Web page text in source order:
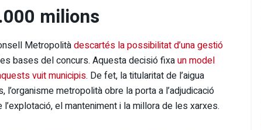
milions
Metropolitàdescartés la possibilitat d’una gestió
bases del concurs. Aquesta decisió fixaun model
vuit municipis. De fet, la titularitat de l’aigua
l’organisme metropolità obre la porta a l’adjudicació
el manteniment i la millora de les xarxes.